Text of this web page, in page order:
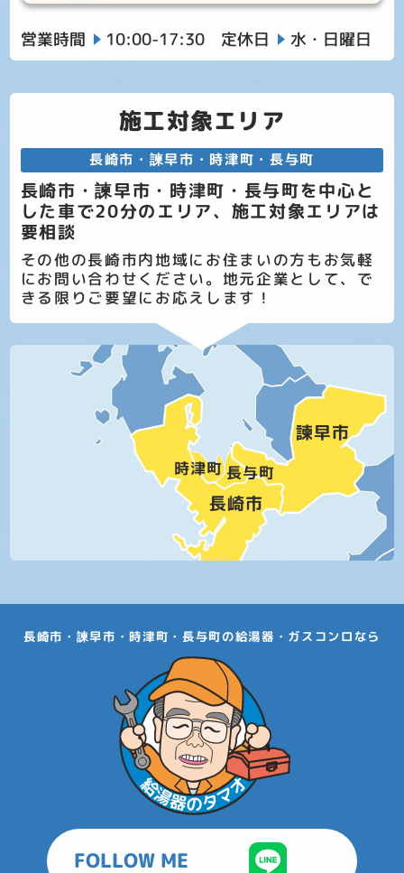
営業時間 10:00-17:30 定休日 水・日曜日
施工対象エリア
長崎市・諫早市・時津町・長与町
長崎市・諫早市・時津町・長与町を中心と
した車で20分のエリア、施工対象エリアは
要相談
その他の長崎市内地域にお住まいの方もお気軽
にお問い合わせください。地元企業として、で
きる限りご要望にお応えします！
長崎市・諫早市・時津町・長与町の給湯器・ガスコンロなら
FOLLOW ME